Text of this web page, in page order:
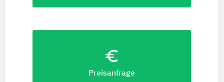
euro_symbol
Preisanfrage